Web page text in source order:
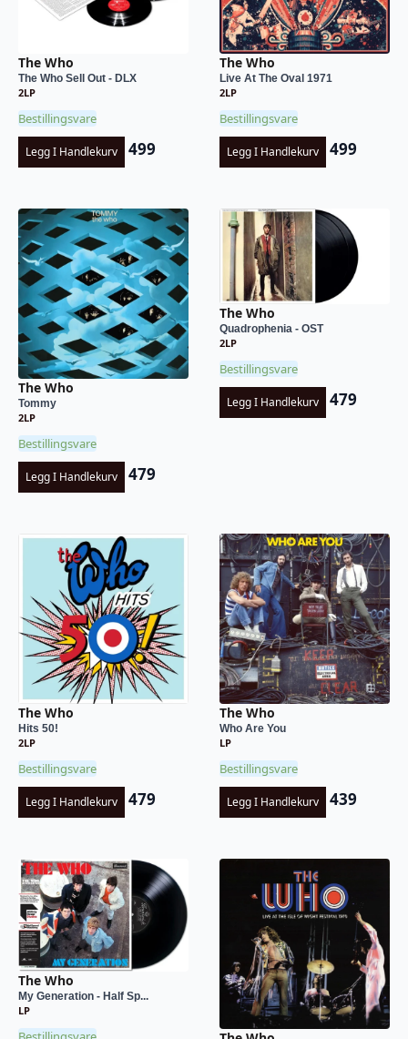
The Who
The Who Sell Out - DLX
2LP
Bestillingsvare
Legg I Handlekurv 499
The Who
Live At The Oval 1971
2LP
Bestillingsvare
Legg I Handlekurv 499
The Who
Tommy
2LP
Bestillingsvare
Legg I Handlekurv 479
The Who
Quadrophenia - OST
2LP
Bestillingsvare
Legg I Handlekurv 479
The Who
Hits 50!
2LP
Bestillingsvare
Legg I Handlekurv 479
The Who
Who Are You
LP
Bestillingsvare
Legg I Handlekurv 439
The Who
My Generation - Half Sp...
LP